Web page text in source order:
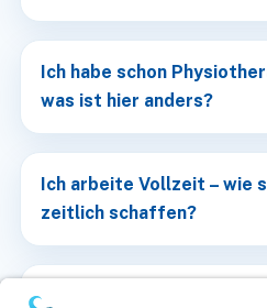
Ich habe schon
was ist hier anders?
Ich arbeite Vollzeit – wie
zeitlich schaffen?
Was passiert nach der